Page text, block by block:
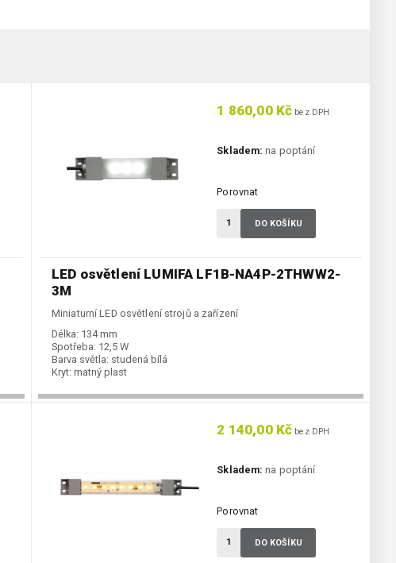
LED osvětlení LUMIFA LF1B-NA4P-2THWW2-
3M
Miniaturní LED osvětlení strojů a zařízení
Délka: 134 mm
Spotřeba: 12,5 W
Barva světla: studená bílá
Kryt: matný plast
1 860,00 Kč bez DPH
Skladem: na poptání
Porovnat
DO KOŠÍKU
2 140,00 Kč bez DPH
Skladem: na poptání
Porovnat
DO KOŠÍKU